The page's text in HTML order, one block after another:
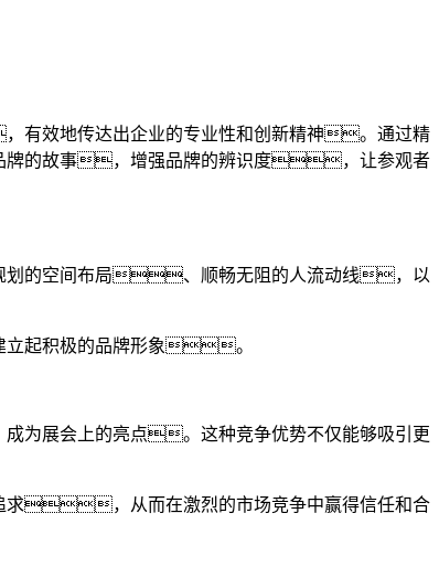
效地传达出企业的专业性和创新精神。通过精
牌的故事，增强品牌的辨识度，让参观者
划的空间布局、顺畅无阻的人流动线，以
立起积极的品牌形象。
为展会上的亮点。这种竞争优势不仅能够吸引更
求，从而在激烈的市场竞争中赢得信任和合